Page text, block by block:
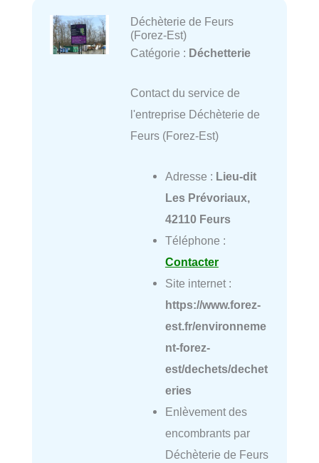
Déchèterie de Feurs
(Forez-Est)
Catégorie : Déchetterie
Contact du service de
l'entreprise Déchèterie de
Feurs (Forez-Est)
Adresse : Lieu-dit
Les Prévoriaux,
42110 Feurs
Téléphone :
Contacter
Site internet :
https://www.forez-
est.fr/environneme
nt-forez-
est/dechets/dechet
eries
Enlèvement des
encombrants par
Déchèterie de Feurs